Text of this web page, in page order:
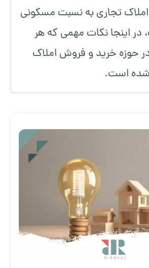
تجاری به نسبت مسکونی
در اینجا نکات مهمی که هر
حوزه خرید و فروش املاک
شده است.